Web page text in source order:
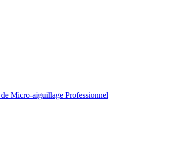
Micro-aiguillage Professionnel